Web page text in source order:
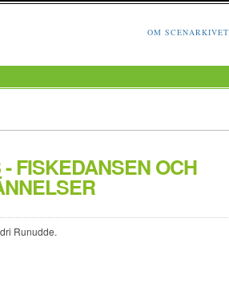
OM SCENARKIVET
FISKEDANSEN OCH
Runudde.